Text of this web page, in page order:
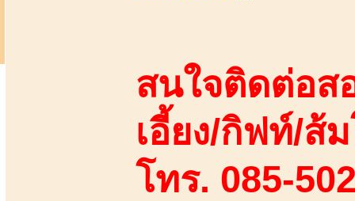
สนใจติดต่อส
เอี้ยง/กิฟท์/ส้
โทร. 085-